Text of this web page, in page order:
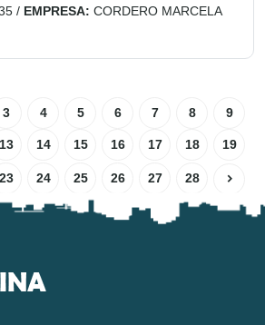
/ EMPRESA: CORDERO MARCELA
3 4 5 6 7 8 9
13 14 15 16 17 18 19
23 24 25 26 27 28